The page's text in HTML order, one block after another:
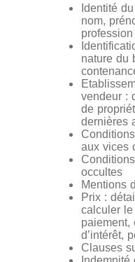
Identité
nom,
nature du
vendeur :
de
dernières
aux vices
occultes
Mentions
Prix :
calculer
paiement,
d’intérêt,
Clauses